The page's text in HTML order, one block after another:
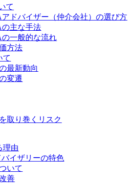
て
ドバイザー（仲介会社）の選び方
主な手法
一般的な流れ
方法
て
最新動向
変遷
取り巻くリスク
理由
イザリーの特色
いて
善